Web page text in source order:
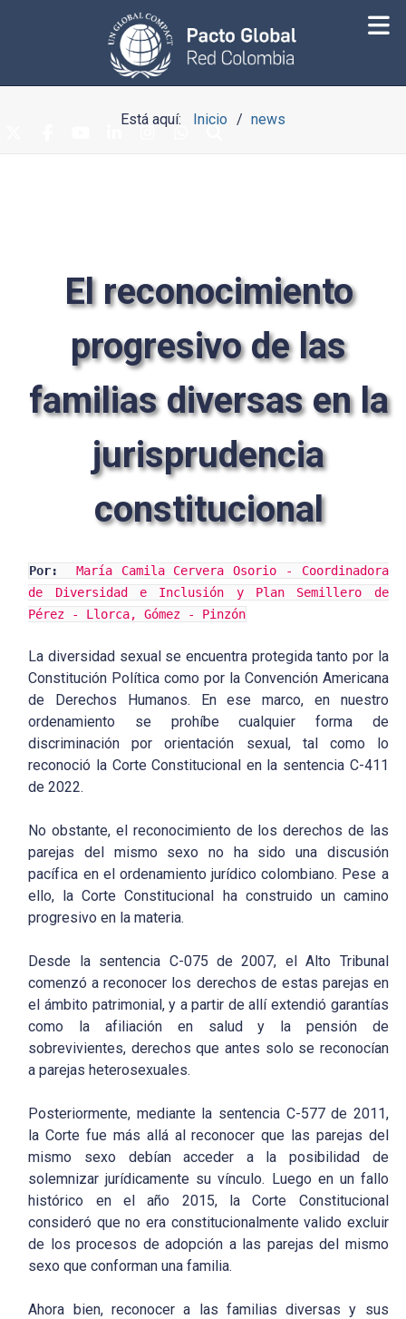
Está aquí: Inicio news
El reconocimiento
progresivo de las
familias diversas en la
jurisprudencia
constitucional
Por:
María Camila Cervera Osorio - Coordinadora
de Diversidad e Inclusión y Plan Semillero de
Pérez - Llorca, Gómez - Pinzón
La diversidad sexual se encuentra protegida tanto por la
Constitución Política como por la Convención Americana
de Derechos Humanos. En ese marco, en nuestro
ordenamiento se prohíbe cualquier forma de
discriminación por orientación sexual, tal como lo
reconoció la Corte Constitucional en la sentencia C-411
de 2022.
No obstante, el reconocimiento de los derechos de las
parejas del mismo sexo no ha sido una discusión
pacífica en el ordenamiento jurídico colombiano. Pese a
ello, la Corte Constitucional ha construido un camino
progresivo en la materia.
Desde la sentencia C-075 de 2007, el Alto Tribunal
comenzó a reconocer los derechos de estas parejas en
el ámbito patrimonial, y a partir de allí extendió garantías
como la afiliación en salud y la pensión de
sobrevivientes, derechos que antes solo se reconocían
a parejas heterosexuales.
Posteriormente, mediante la sentencia C-577 de 2011,
la Corte fue más allá al reconocer que las parejas del
mismo sexo debían acceder a la posibilidad de
solemnizar jurídicamente su vínculo. Luego en un fallo
histórico en el año 2015, la Corte Constitucional
consideró que no era constitucionalmente valido excluir
de los procesos de adopción a las parejas del mismo
sexo que conforman una familia.
Ahora bien, reconocer a las familias diversas y sus